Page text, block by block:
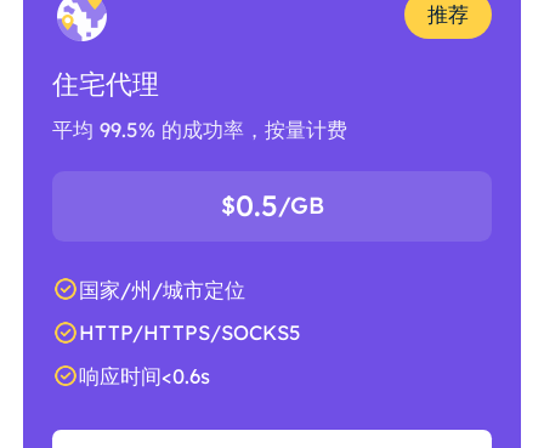
推荐
住宅代理
平均 99.5% 的成功率，按量计费
$0.5/GB
国家/州/城市定位
HTTP/HTTPS/SOCKS5
响应时间<0.6s